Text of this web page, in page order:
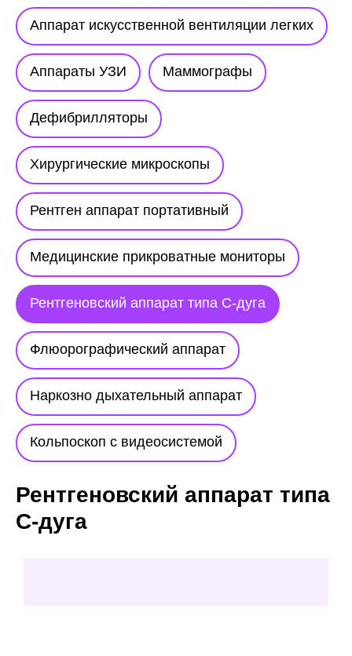
Аппарат искусственной вентиляции легких
Аппараты УЗИ Маммографы
Дефибрилляторы
Хирургические микроскопы
Рентген аппарат портативный
Медицинские прикроватные мониторы
Рентгеновский аппарат типа С-дуга
Флюорографический аппарат
Наркозно дыхательный аппарат
Кольпоскоп с видеосистемой
Рентгеновский аппарат типа
С-дуга